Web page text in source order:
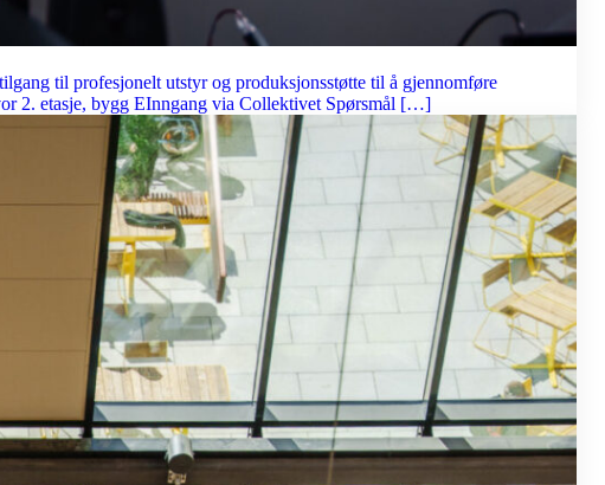
til profesjonelt utstyr og produksjonsstøtte til å gjennomføre
2. etasje, bygg EInngang via Collektivet Spørsmål […]